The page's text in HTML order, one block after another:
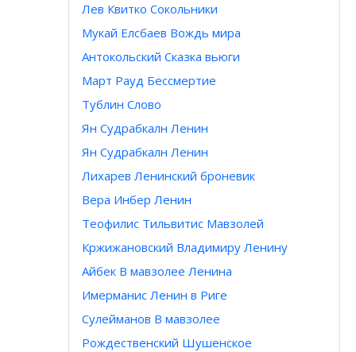
Лев Квитко Сокольники
Мукай Елсбаев Вождь мира
Антокольский Сказка вьюги
Март Рауд Бессмертие
Тублин Слово
Ян Судрабкалн Ленин
Ян Судрабкалн Ленин
Лихарев Ленинский броневик
Вера Инбер Ленин
Теофилис Тильвитис Мавзолей
Кржижановский Владимиру Ленину
Айбек В мавзолее Ленина
Имерманис Ленин в Риге
Сулейманов В мавзолее
Рождественский Шушенское